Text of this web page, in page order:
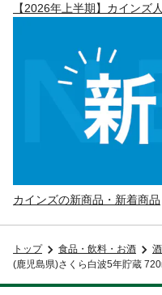
【2026年上半期】カインズ
カインズの新商品・新着商品
トップ 食品・飲料・お酒
(鹿児島県)さくら白波5年貯蔵